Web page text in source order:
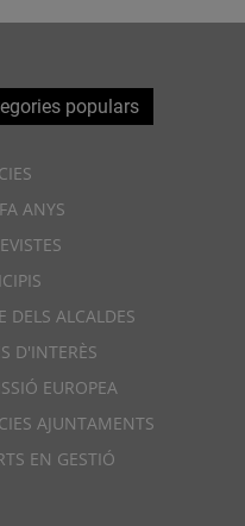
populars
ANYS
DELS ALCALDES
D'INTERÈS
EUROPEA
AJUNTAMENTS
EN GESTIÓ